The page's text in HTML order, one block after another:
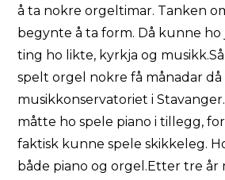
å ta nokre orgeltimar. Tanken
begynte å ta form. Då kunne
ting ho likte, kyrkja og
spelt orgel nokre få månadar då
musikkonservatoriet i
måtte ho spele piano i tillegg, for
faktisk kunne spele skikkeleg.
både piano og orgel.Etter tre år